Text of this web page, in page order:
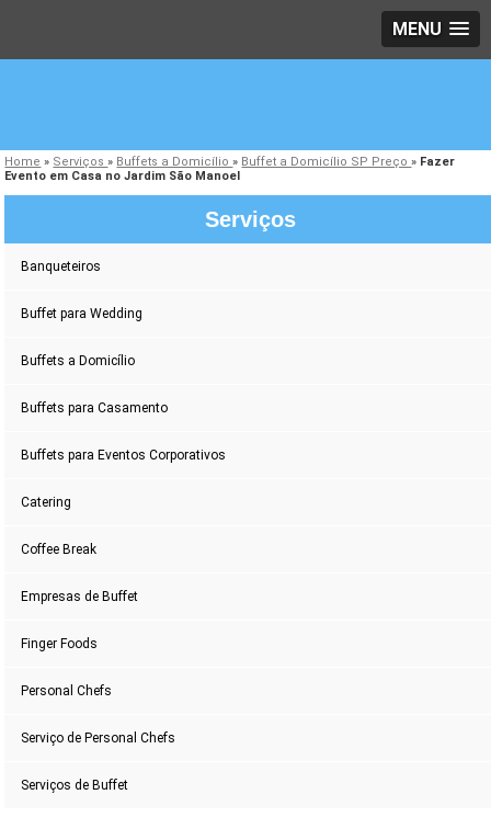
MENU
Home » Serviços» Buffets a Domicílio» Buffet a Domicílio SP Preço» Fazer
Evento em Casa no Jardim São Manoel
Serviços
Banqueteiros
Buffet para Wedding
Buffets a Domicílio
Buffets para Casamento
Buffets para Eventos Corporativos
Catering
Coffee Break
Empresas de Buffet
Finger Foods
Personal Chefs
Serviço de Personal Chefs
Serviços de Buffet